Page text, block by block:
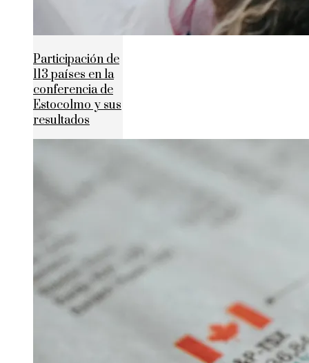
Participación de
113 países en la
conferencia de
Estocolmo y sus
resultados